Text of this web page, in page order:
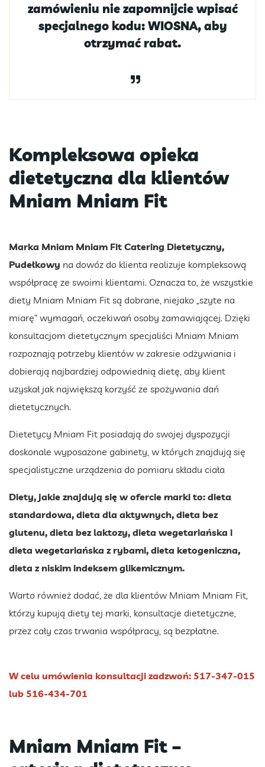
zamówieniu nie zapomnijcie wpisać
specjalnego kodu: WIOSNA, aby
otrzymać rabat.
Kompleksowa opieka
dietetyczna dla klientów
Mniam Mniam Fit
Marka Mniam Mniam Fit Catering Dietetyczny,
Pudełkowy na dowóz do klienta realizuje kompleksową
współpracę ze swoimi klientami. Oznacza to, że wszystkie
diety Mniam Mniam Fit są dobrane, niejako „szyte na
miarę” wymagań, oczekiwań osoby zamawiającej. Dzięki
konsultacjom dietetycznym specjaliści Mniam Mniam
rozpoznają potrzeby klientów w zakresie odżywiania i
dobierają najbardziej odpowiednią dietę, aby klient
uzyskał jak największą korzyść ze spożywania dań
dietetycznych.
Dietetycy Mniam Fit posiadają do swojej dyspozycji
doskonale wyposażone gabinety, w których znajdują się
specjalistyczne urządzenia do pomiaru składu ciała
Diety, jakie znajdują się w ofercie marki to: dieta
standardowa, dieta dla aktywnych, dieta bez
glutenu, dieta bez laktozy, dieta wegetariańska i
dieta wegetariańska z rybami, dieta ketogeniczna,
dieta z niskim indeksem glikemicznym.
Warto również dodać, że dla klientów Mniam Mniam Fit,
którzy kupują diety tej marki, konsultacje dietetyczne,
przez cały czas trwania współpracy, są bezpłatne.
W celu umówienia konsultacji zadzwoń: 517-347-015
lub 516-434-701
Mniam Mniam Fit –